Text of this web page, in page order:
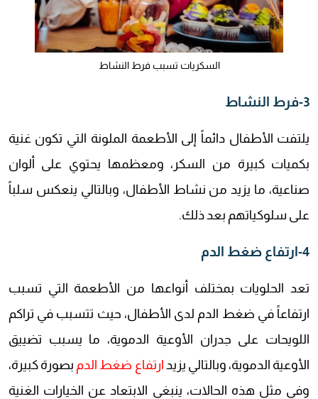
السكريات تسبب فرط النشاط
3-فرط النشاط
يلتفت الأطفال دائماً إلى الأطعمة الملونة التي تكون غنية
بكميات كبيرة من السكر، ومعظمها يحتوي على ألوان
صناعية، ما يزيد من نشاط الأطفال، وبالتالي ينعكس سلباً
على سلوكياتهم بعد ذلك.
4-ارتفاع ضغط الدم
تعد الحلويات بمختلف أنواعها من الأطعمة التي تسبب
ارتفاعاً في ضغط الدم لدى الأطفال، حيث تتسبب في تراكم
اللويحات على جدران الأوعية الدموية، ما يسبب تضييق
الأوعية الدموية، وبالتالي يزيد ارتفاع ضغط الدم بصورة كبيرة،
وفي مثل هذه الحالات، ينبغي الابتعاد عن الخيارات الغنية